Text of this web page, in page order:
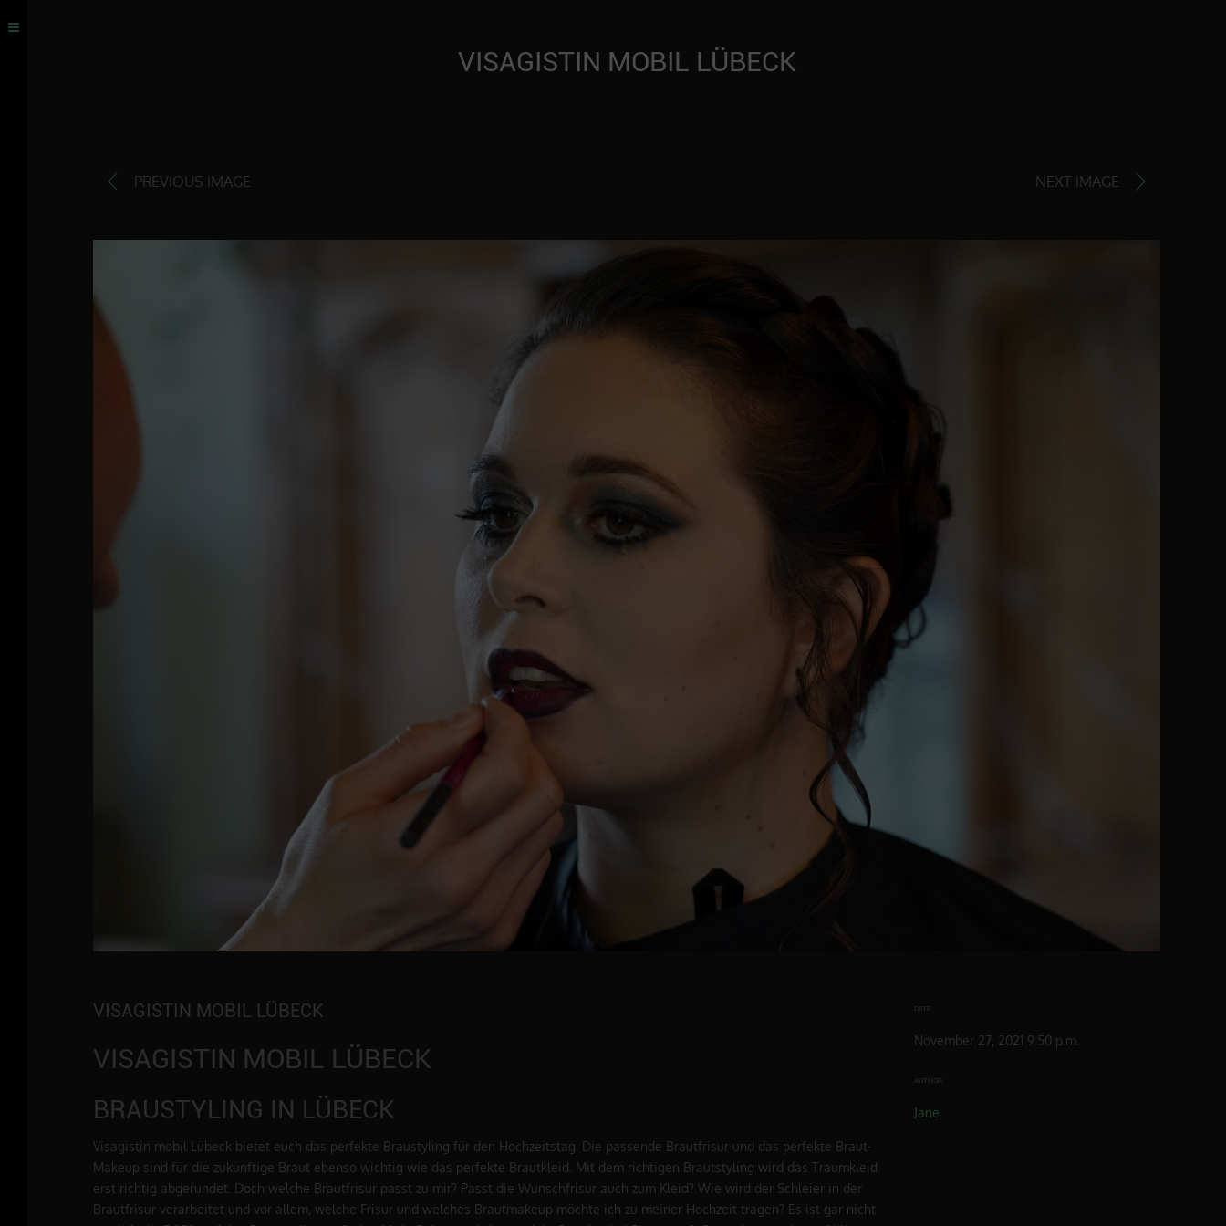
VISAGISTIN MOBIL LÜBECK
PREVIOUS IMAGE NEXT IMAGE
VISAGISTIN MOBIL LÜBECK
VISAGISTIN MOBIL LÜBECK
BRAUSTYLING IN LÜBECK
Visagistin mobil Lübeck bietet euch das perfekte Braustyling für den Hochzeitstag. Die passende Brautfrisur und das perfekte Braut-
Makeup sind für die zukünftige Braut ebenso wichtig wie das perfekte Brautkleid. Mit dem richtigen Brautstyling wird das Traumkleid
erst richtig abgerundet. Doch welche Brautfrisur passt zu mir? Passt die Wunschfrisur auch zum Kleid? Wie wird der Schleier in der
Brautfrisur verarbeitet und vor allem, welche Frisur und welches Brautmakeup möchte ich zu meiner Hochzeit tragen? Es ist gar nicht
DATE
November 27, 2021 9:50 p.m.
AUTHOR
Jane